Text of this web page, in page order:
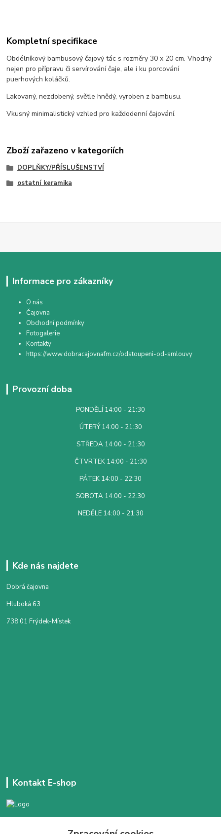
Kompletní specifikace
Obdélníkový bambusový čajový tác s rozměry 30 x 20 cm. Vhodný
nejen pro přípravu či servírování čaje, ale i ku porcování
puerhových koláčků.
Lakovaný, nezdobený, světle hnědý, vyroben z bambusu.
Vkusný minimalistický vzhled pro každodenní čajování.
Zboží zařazeno v kategoriích
DOPLŇKY/PŘÍSLUŠENSTVÍ
ostatní keramika
Informace pro zákazníky
O nás
Čajovna
Obchodní podmínky
Fotogalerie
Kontakty
https://www.dobracajovnafm.cz/odstoupeni-od-smlouvy
Provozní doba
PONDĚLÍ 14:00 - 21:30
ÚTERÝ 14:00 - 21:30
STŘEDA 14:00 - 21:30
ČTVRTEK 14:00 - 21:30
PÁTEK 14:00 - 22:30
SOBOTA 14:00 - 22:30
NEDĚLE 14:00 - 21:30
Kde nás najdete
Dobrá čajovna
Hluboká 63
738 01 Frýdek-Místek
Kontakt E-shop